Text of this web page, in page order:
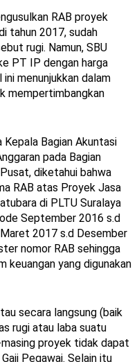
RAB proyek
tahun 2017, sudah
rugi. Namun, SBU
PT IP dengan harga
menunjukkan dalam
mempertimbangkan
Bagian Akuntasi
pada Bagian
diketahui bahwa
RAB atas Proyek Jasa
di PLTU Suralaya
September 2016 s.d
2017 s.d Desember
nomor RAB sehingga
yang digunakan
secara langsung (baik
rugi atau laba suatu
proyek tidak dapat
Pegawai. Selain itu